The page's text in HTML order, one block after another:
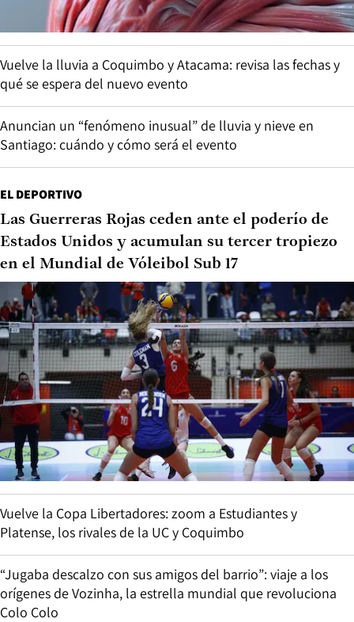
Vuelve la lluvia a Coquimbo y Atacama: revisa las fechas y
qué se espera del nuevo evento
Anuncian un “fenómeno inusual” de lluvia y nieve en
Santiago: cuándo y cómo será el evento
EL DEPORTIVO
Las Guerreras Rojas ceden ante el poderío de
Estados Unidos y acumulan su tercer tropiezo
en el Mundial de Vóleibol Sub 17
Vuelve la Copa Libertadores: zoom a Estudiantes y
Platense, los rivales de la UC y Coquimbo
“Jugaba descalzo con sus amigos del barrio”: viaje a los
orígenes de Vozinha, la estrella mundial que revoluciona
Colo Colo